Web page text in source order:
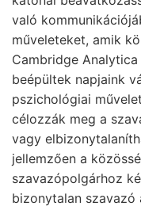
való
műveleteket, amik
Cambridge
beépültek napjaink
pszichológiai
célozzák meg a
vagy
jellemzően a
szavazópolgárhoz
bizonytalan szavazó